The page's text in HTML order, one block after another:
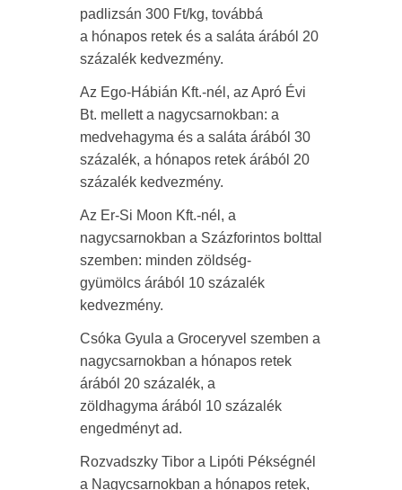
padlizsán 300 Ft/kg, továbbá
a hónapos retek és a saláta árából 20
százalék kedvezmény.
Az Ego-Hábián Kft.-nél, az Apró Évi
Bt. mellett a nagycsarnokban: a
medvehagyma és a saláta árából 30
százalék, a hónapos retek árából 20
százalék kedvezmény.
Az Er-Si Moon Kft.-nél, a
nagycsarnokban a Százforintos bolttal
szemben: minden zöldség-
gyümölcs árából 10 százalék
kedvezmény.
Csóka Gyula a Groceryvel szemben a
nagycsarnokban a hónapos retek
árából 20 százalék, a
zöldhagyma árából 10 százalék
engedményt ad.
Rozvadszky Tibor a Lipóti Pékségnél
a Nagycsarnokban a hónapos retek,